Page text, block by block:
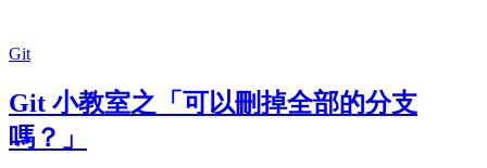
Git
Git 小教室之「可以刪掉全部的分支
嗎？」